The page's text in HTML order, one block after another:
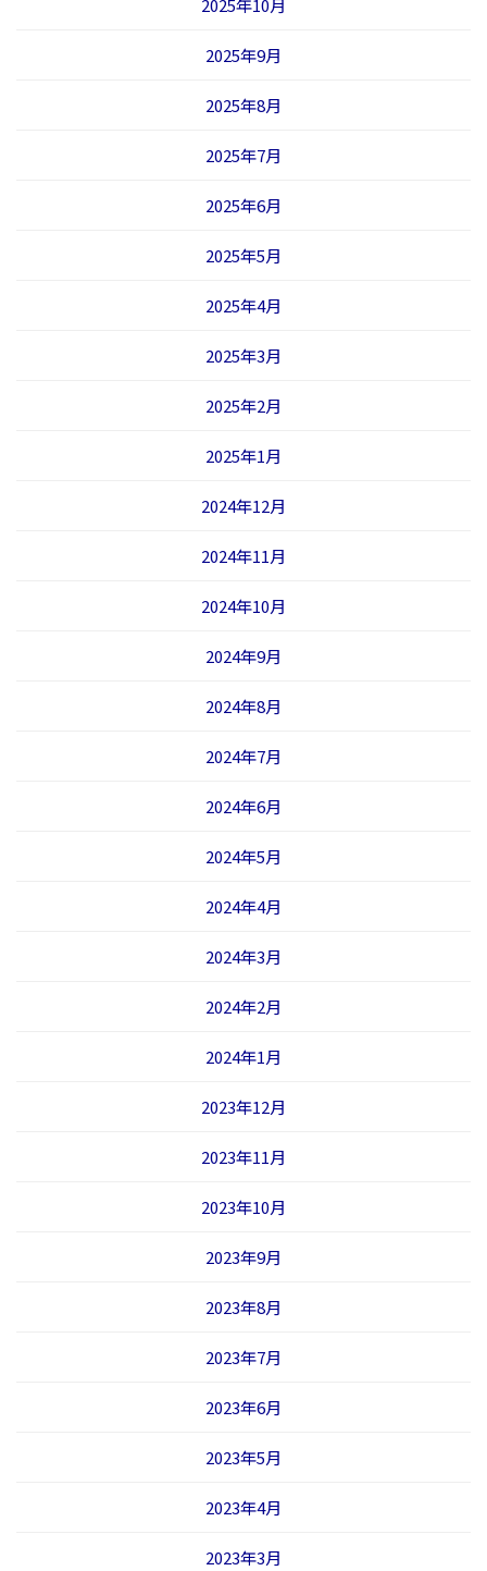
2025年10月
2025年9月
2025年8月
2025年7月
2025年6月
2025年5月
2025年4月
2025年3月
2025年2月
2025年1月
2024年12月
2024年11月
2024年10月
2024年9月
2024年8月
2024年7月
2024年6月
2024年5月
2024年4月
2024年3月
2024年2月
2024年1月
2023年12月
2023年11月
2023年10月
2023年9月
2023年8月
2023年7月
2023年6月
2023年5月
2023年4月
2023年3月